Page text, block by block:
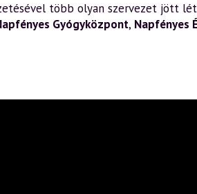
több olyan szervezet jött
Gyógyközpont, Napfényes